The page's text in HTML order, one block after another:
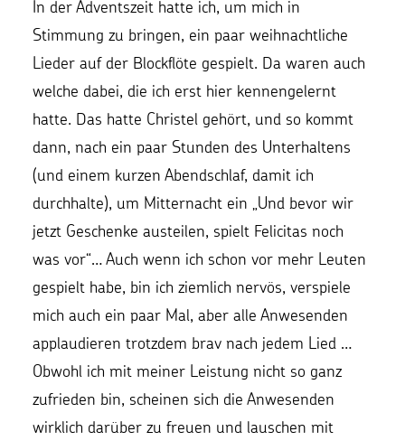
In der Adventszeit hatte ich, um mich in
Stimmung zu bringen, ein paar weihnachtliche
Lieder auf der Blockflöte gespielt. Da waren auch
welche dabei, die ich erst hier kennengelernt
hatte. Das hatte Christel gehört, und so kommt
dann, nach ein paar Stunden des Unterhaltens
(und einem kurzen Abendschlaf, damit ich
durchhalte), um Mitternacht ein „Und bevor wir
jetzt Geschenke austeilen, spielt Felicitas noch
was vor“… Auch wenn ich schon vor mehr Leuten
gespielt habe, bin ich ziemlich nervös, verspiele
mich auch ein paar Mal, aber alle Anwesenden
applaudieren trotzdem brav nach jedem Lied …
Obwohl ich mit meiner Leistung nicht so ganz
zufrieden bin, scheinen sich die Anwesenden
wirklich darüber zu freuen und lauschen mit